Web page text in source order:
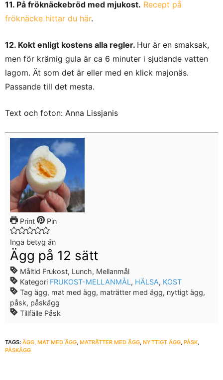
11. På fröknäckebröd med mjukost. Recept på
fröknäcke hittar du här.
12. Kokt enligt kostens alla regler. Hur är en smaksak,
men för krämig gula är ca 6 minuter i sjudande vatten
lagom. Ät som det är eller med en klick majonäs.
Passande till det mesta.
Text och foton: Anna Lissjanis
Print Pin
Inga betyg än
Ägg på 12 sätt
Måltid Frukost, Lunch, Mellanmål
Kategori FRUKOST-MELLANMÅL , HÄLSA, KOST
Tag ägg, mat med ägg, maträtter med ägg, nyttigt ägg,
påsk, påskägg
Tillfälle Påsk
TAGS: ÄGG, MAT MED ÄGG, MATRÄTTER MED ÄGG, NYTTIGT ÄGG, PÅSK,
PÅSKÄGG